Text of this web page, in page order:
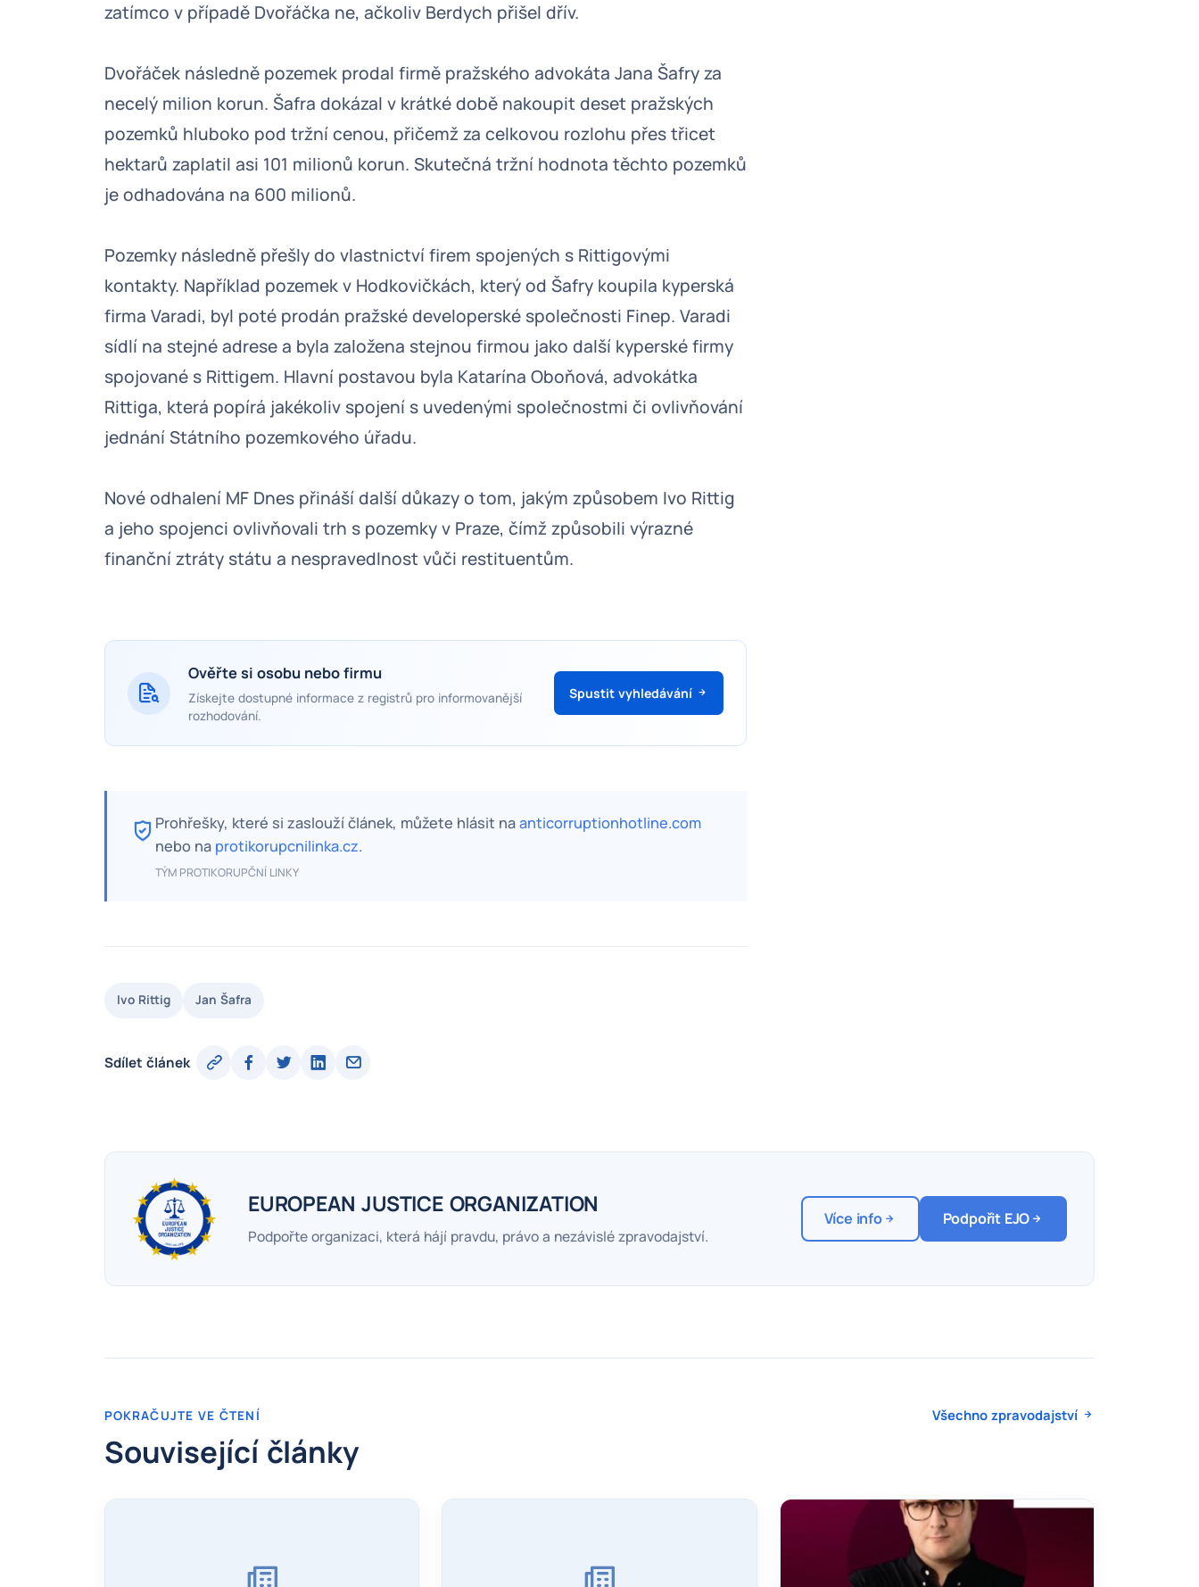
zatímco v případě Dvořáčka ne, ačkoliv Berdych přišel dřív.
Dvořáček následně pozemek prodal firmě pražského advokáta Jana Šafry za
necelý milion korun. Šafra dokázal v krátké době nakoupit deset pražských
pozemků hluboko pod tržní cenou, přičemž za celkovou rozlohu přes třicet
hektarů zaplatil asi 101 milionů korun. Skutečná tržní hodnota těchto pozemků
je odhadována na 600 milionů.
Pozemky následně přešly do vlastnictví firem spojených s Rittigovými
kontakty. Například pozemek v Hodkovičkách, který od Šafry koupila kyperská
firma Varadi, byl poté prodán pražské developerské společnosti Finep. Varadi
sídlí na stejné adrese a byla založena stejnou firmou jako další kyperské firmy
spojované s Rittigem. Hlavní postavou byla Katarína Oboňová, advokátka
Rittiga, která popírá jakékoliv spojení s uvedenými společnostmi či ovlivňování
jednání Státního pozemkového úřadu.
Nové odhalení MF Dnes přináší další důkazy o tom, jakým způsobem Ivo Rittig
a jeho spojenci ovlivňovali trh s pozemky v Praze, čímž způsobili výrazné
finanční ztráty státu a nespravedlnost vůči restituentům.
Ověřte si osobu nebo firmu
Získejte dostupné informace z registrů pro informovanější
rozhodování.
Spustit vyhledávání
Prohřešky, které si zaslouží článek, můžete hlásit naanticorruptionhotline.com
nebo na protikorupcnilinka.cz.
TÝM PROTIKORUPČNÍ LINKY
Ivo Rittig Jan Šafra
Sdílet článek
EUROPEAN JUSTICE ORGANIZATION
Podpořte organizaci, která hájí pravdu, právo a nezávislé zpravodajství.
Více info Podpořit EJO
POKRAČUJTE VE ČTENÍ
Související články
Všechno zpravodajství